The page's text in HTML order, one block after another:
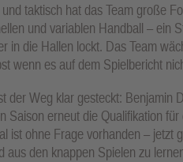
taktisch hat das Team große
und variablen Handball – ein
in die Hallen lockt. Das Team
wenn es auf dem Spielbericht
der Weg klar gesteckt: Benjamin
Saison erneut die Qualifikation
ist ohne Frage vorhanden – jetzt
aus den knappen Spielen zu